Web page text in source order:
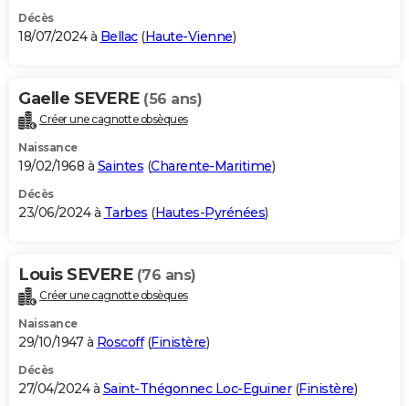
Décès
18/07/2024 à Bellac(Haute-Vienne)
Gaelle SEVERE (56 ans)
Créer une cagnotte obsèques
Naissance
19/02/1968 à Saintes (Charente-Maritime)
Décès
23/06/2024 à Tarbes (Hautes-Pyrénées)
Louis SEVERE (76 ans)
Créer une cagnotte obsèques
Naissance
29/10/1947 à Roscoff(Finistère)
Décès
27/04/2024 à Saint-Thégonnec Loc-Eguiner(Finistère)